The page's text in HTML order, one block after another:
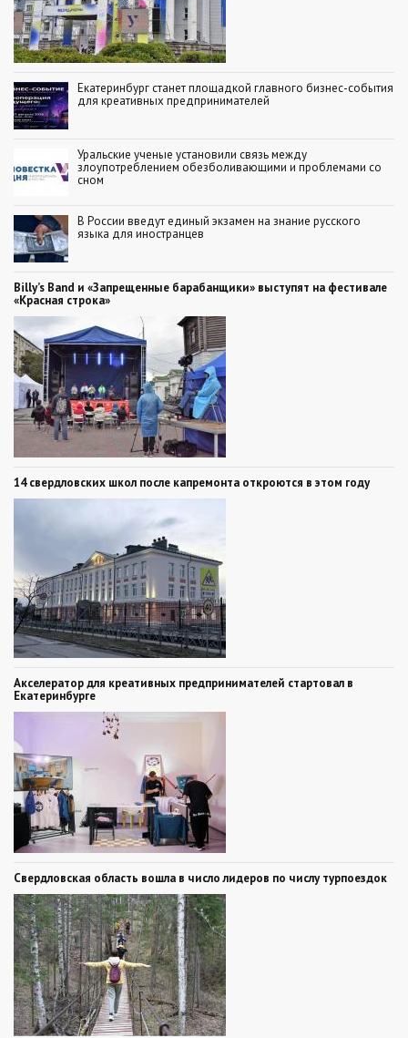
Екатеринбург станет площадкой главного бизнес-события
для креативных предпринимателей
Уральские ученые установили связь между
злоупотреблением обезболивающими и проблемами со
сном
В России введут единый экзамен на знание русского
языка для иностранцев
Billy’s Band и «Запрещенные барабанщики» выступят на фестивале
«Красная строка»
14 свердловских школ после капремонта откроются в этом году
Акселератор для креативных предпринимателей стартовал в
Екатеринбурге
Свердловская область вошла в число лидеров по числу турпоездок